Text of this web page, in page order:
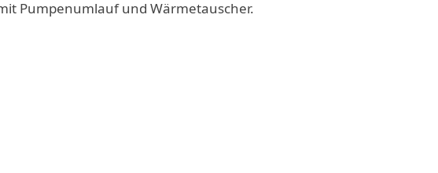
Pumpenumlauf und Wärmetauscher.